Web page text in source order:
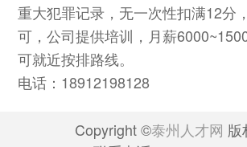
重大犯罪记录，无一次性扣满12分
可，公司提供培训，月薪
可就近按排路线。
电话：18912198128
Copyright ©泰州人才网 版